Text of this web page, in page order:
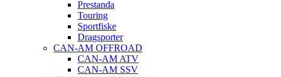
Prestanda
Touring
Sportfiske
Dragsporter
CAN-AM OFFROAD
CAN-AM ATV
CAN-AM SSV